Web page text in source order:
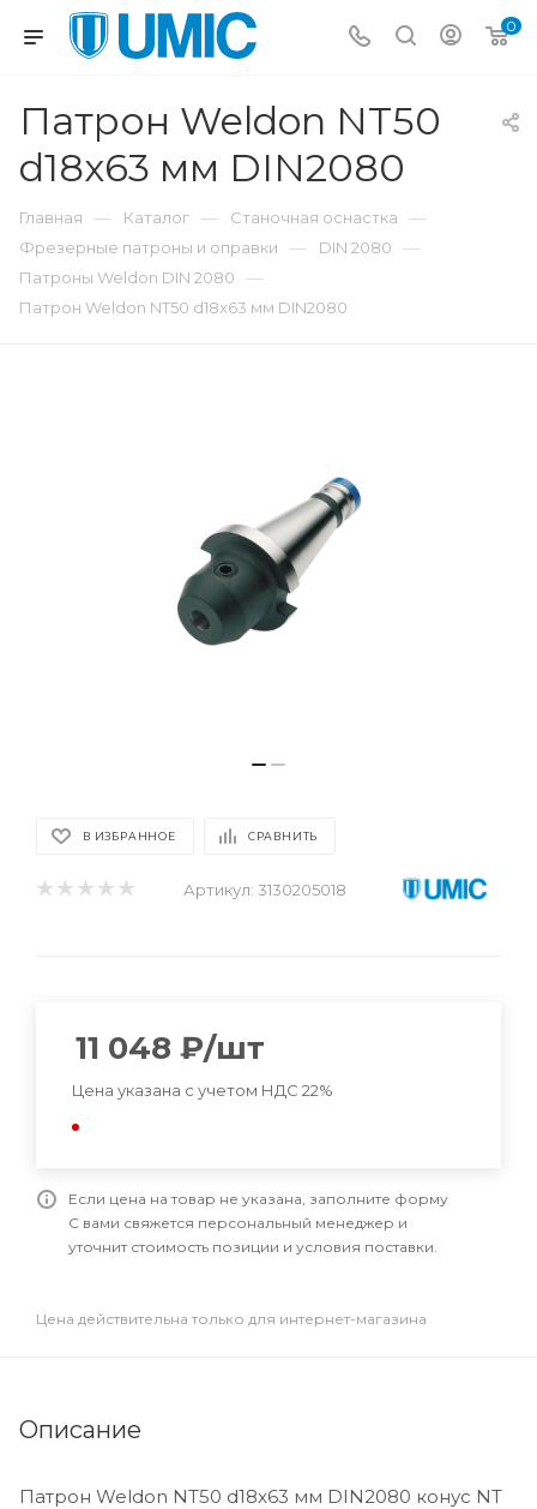
0
Патрон Weldon NT50
d18x63 мм DIN2080
Главная — Каталог — Станочная оснастка —
Фрезерные патроны и оправки — DIN 2080 —
Патроны Weldon DIN 2080 —
Патрон Weldon NT50 d18x63 мм DIN2080
В ИЗБРАННОЕ СРАВНИТЬ
Артикул: 3130205018
11 048 ₽/шт
Цена указана с учетом НДС 22%
Если цена на товар не указана, заполните форму
С вами свяжется персональный менеджер и
уточнит стоимость позиции и условия поставки.
Цена действительна только для интернет-магазина
Описание
Патрон Weldon NT50 d18x63 мм DIN2080 конус NT